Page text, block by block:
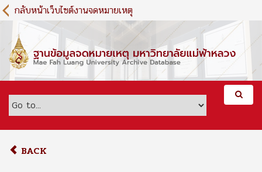
S
k
m
c
กลับหน้าเว็บไซต์งานจดหมายเหตุ
BACK